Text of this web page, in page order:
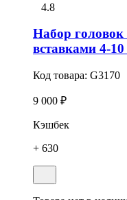
4.8
Набор
вставками 4-
Код товара: G3170
9 000 ₽
Кэшбек
+ 630